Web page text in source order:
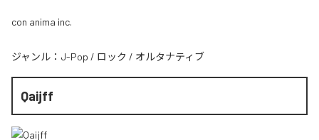
con anima inc.
ジャンル： J-Pop / ロック / オルタナティブ
Qaijff